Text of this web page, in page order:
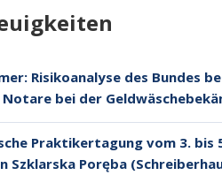
Risikoanalyse des Bundes
bei der
Praktikertagung vom 3. bis
Szklarska Poręba